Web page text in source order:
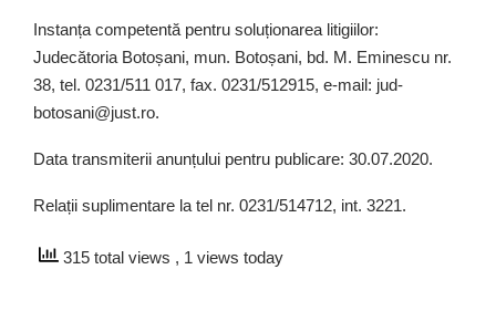
Instanța competentă pentru soluționarea litigiilor:
Judecătoria Botoșani, mun. Botoșani, bd. M. Eminescu nr.
38, tel. 0231/511 017, fax. 0231/512915, e-mail: jud-
botosani@just.ro.
Data transmiterii anunțului pentru publicare: 30.07.2020.
Relații suplimentare la tel nr. 0231/514712, int. 3221.
315 total views , 1 views today